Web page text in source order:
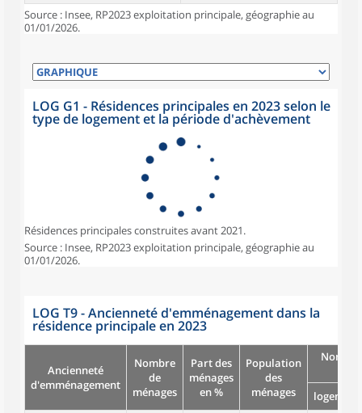
Source : Insee, RP2023 exploitation principale, géographie au
01/01/2026.
LOG G1 - Résidences principales en 2023 selon le
type de logement et la période d'achèvement
Résidences principales construites avant 2021.
Source : Insee, RP2023 exploitation principale, géographie au
01/01/2026.
LOG T9 - Ancienneté d'emménagement dans la
résidence principale en 2023
Ancienneté
d'emménagement
Nombre
de
ménages
Part des
ménages
en %
Population
des
ménages
logement